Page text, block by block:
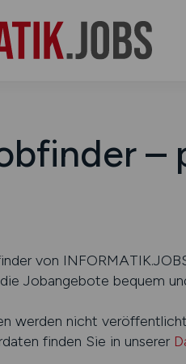
–
von
Jobangebote bequem
werden nicht
finden Sie in unserer